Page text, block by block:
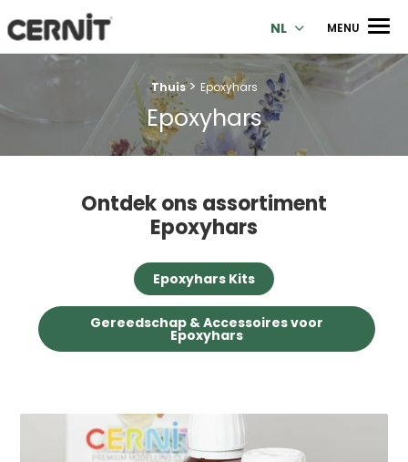
Cernit Une qualité haut de gamme pour des créations
NL MENU
Breadcrumb trail: Thuis > Epoxyhars
Epoxyhars
Ontdek ons assortiment
Epoxyhars
Epoxyhars Kits
Gereedschap & Accessoires voor
Epoxyhars